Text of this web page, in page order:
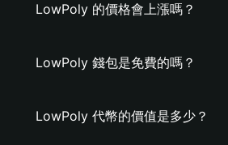
LowPoly 的價格會上漲嗎？
LowPoly 錢包是免費的嗎？
LowPoly 代幣的價值是多少？